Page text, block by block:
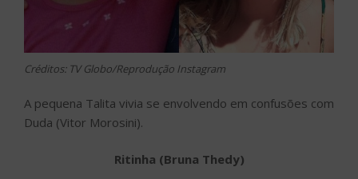
Créditos: TV Globo/Reprodução Instagram
A pequena Talita vivia se envolvendo em confusões com
Duda (Vitor Morosini).
Ritinha (Bruna Thedy)